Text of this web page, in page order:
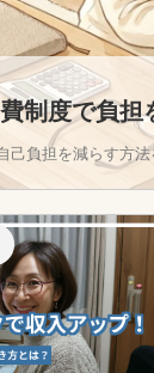
制度で負担
負担を減らす方法